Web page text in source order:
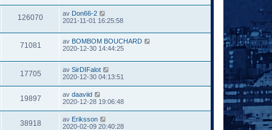
126070 av Don66-2
2021-11-01 16:25:58
71081 av BOMBOM BOUCHARD
2020-12-30 14:44:25
17705 av SirDIFalot
2020-12-30 04:13:51
19897 av daaviid
2020-12-28 19:06:48
38918 av Eriksson
2020-02-09 20:40:28